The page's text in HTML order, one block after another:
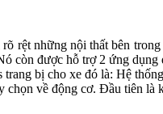
rệt những nội thất bên
còn được hỗ trợ 2 ứng
trang bị cho xe đó là: Hệ
chọn về động cơ. Đầu tiên